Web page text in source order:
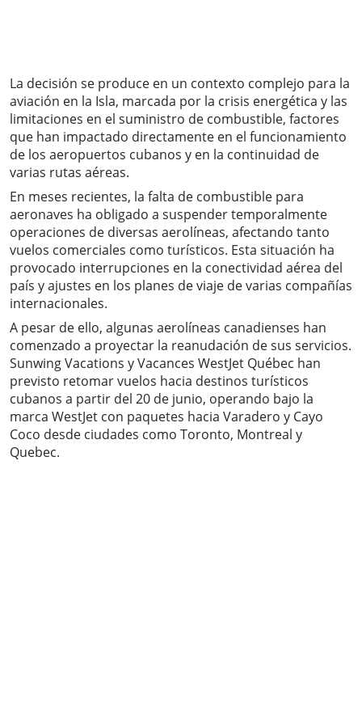
La decisión se produce en un contexto complejo para la
aviación en la Isla, marcada por la crisis energética y las
limitaciones en el suministro de combustible, factores
que han impactado directamente en el funcionamiento
de los aeropuertos cubanos y en la continuidad de
varias rutas aéreas.
En meses recientes, la falta de combustible para
aeronaves ha obligado a suspender temporalmente
operaciones de diversas aerolíneas, afectando tanto
vuelos comerciales como turísticos. Esta situación ha
provocado interrupciones en la conectividad aérea del
país y ajustes en los planes de viaje de varias compañías
internacionales.
A pesar de ello, algunas aerolíneas canadienses han
comenzado a proyectar la reanudación de sus servicios.
Sunwing Vacations y Vacances WestJet Québec han
previsto retomar vuelos hacia destinos turísticos
cubanos a partir del 20 de junio, operando bajo la
marca WestJet con paquetes hacia Varadero y Cayo
Coco desde ciudades como Toronto, Montreal y
Quebec.